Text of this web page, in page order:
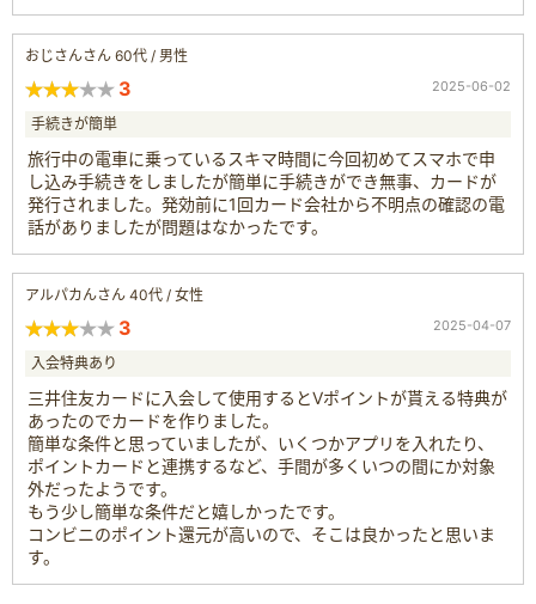
おじさんさん 60代 / 男性
3 2025-06-02
手続きが簡単
旅行中の電車に乗っているスキマ時間に今回初めてスマホで申
し込み手続きをしましたが簡単に手続きができ無事、カードが
発行されました。発効前に1回カード会社から不明点の確認の電
話がありましたが問題はなかったです。
アルパカんさん 40代 / 女性
3 2025-04-07
入会特典あり
三井住友カードに入会して使用するとVポイントが貰える特典が
あったのでカードを作りました。
簡単な条件と思っていましたが、いくつかアプリを入れたり、
ポイントカードと連携するなど、手間が多くいつの間にか対象
外だったようです。
もう少し簡単な条件だと嬉しかったです。
コンビニのポイント還元が高いので、そこは良かったと思いま
す。